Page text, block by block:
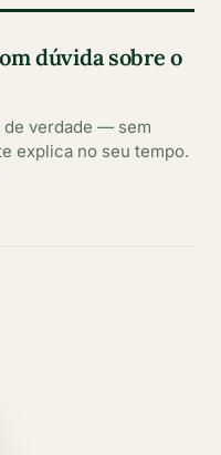
dúvida sobre o
de verdade — sem
explica no seu tempo.
melhor escolha.